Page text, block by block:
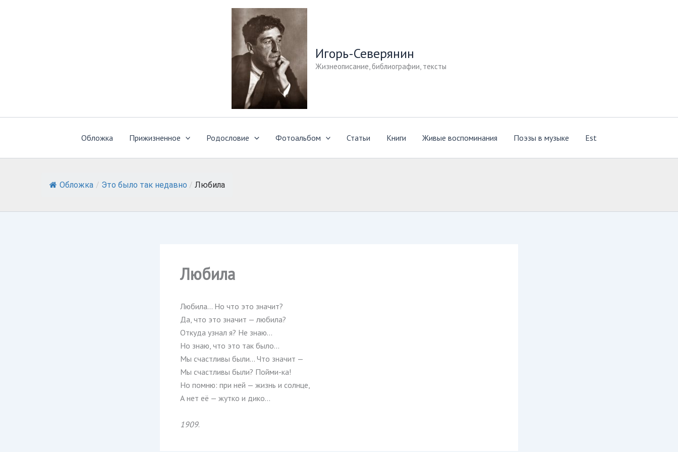
Игорь-Северянин
Жизнеописание, библиографии, тексты
Обложка Прижизненное Родословие Фотоальбом Статьи Книги Живые воспоминания Поэзы в музыке Est
Обложка / Это было так недавно / Любила
Любила
Любила… Но что это значит?
Да, что это значит — любила?
Откуда узнал я? Не знаю…
Но знаю, что это так было…
Мы счастливы были… Что значит —
Мы счастливы были? Пойми-ка!
Но помню: при ней — жизнь и солнце,
А нет её — жутко и дико…
1909.